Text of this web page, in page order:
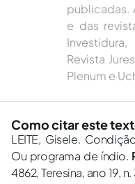
publicadas.
e das
Investidura,
Revista
Plenum e
Como citar este
LEITE, Gisele.
Ou programa de índio.
4862, Teresina, ano 19,